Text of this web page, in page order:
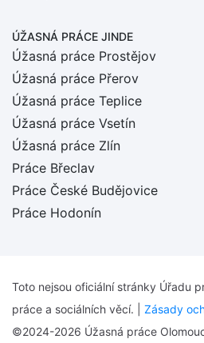
ÚŽASNÁ PRÁCE JINDE
Úžasná práce Prostějov
Úžasná práce Přerov
Úžasná práce Teplice
Úžasná práce Vsetín
Úžasná práce Zlín
Práce Břeclav
Práce České Budějovice
Práce Hodonín
Toto nejsou oficiální stránky Úřadu
práce a sociálních věcí. | Zásady
©2024-2026 Úžasná práce